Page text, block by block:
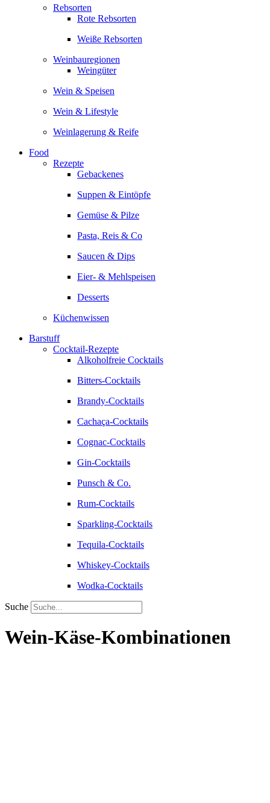
Rebsorten
Rote Rebsorten
Weiße Rebsorten
Weinbauregionen
Weingüter
Wein & Speisen
Wein & Lifestyle
Weinlagerung & Reife
Food
Rezepte
Gebackenes
Suppen & Eintöpfe
Gemüse & Pilze
Pasta, Reis & Co
Saucen & Dips
Eier- & Mehlspeisen
Desserts
Küchenwissen
Barstuff
Cocktail-Rezepte
Alkoholfreie Cocktails
Bitters-Cocktails
Brandy-Cocktails
Cachaça-Cocktails
Cognac-Cocktails
Gin-Cocktails
Punsch & Co.
Rum-Cocktails
Sparkling-Cocktails
Tequila-Cocktails
Whiskey-Cocktails
Wodka-Cocktails
Suche
Wein-Käse-Kombinationen